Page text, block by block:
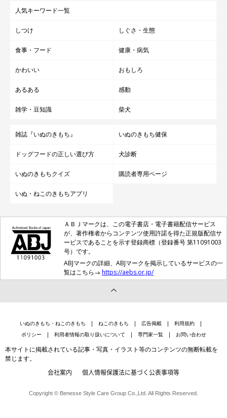
人気キーワード一覧
しつけ しぐさ・生態
食事・フード 健康・病気
かわいい おもしろ
あるある 感動
雑学・豆知識 柴犬
雑誌『いぬのきもち』 いぬのきもち健保
ドッグフードの正しい選び方 犬診断
いぬのきもちクイズ 購読者専用ページ
いぬ・ねこのきもちアプリ
ＡＢＪマークは、この電子書店・電子書籍配信サービス
が、著作権者からコンテンツ使用許諾を得た正規版配信サ
ービスであることを示す登録商標（登録番号 第11091003
号）です。
ABJマークの詳細、ABJマークを掲示しているサービスの一
覧はこちら→ https://aebs.or.jp/
いぬのきもち・ねこのきもち ねこのきもち 広告掲載
利用規約
ポリシー
利用者情報の取り扱いについて 専門家一覧 お問い合わせ
本サイトに掲載されている記事・写真・イラスト等のコンテンツの無断転載を
禁じます。
会社案内 個人情報保護法に基づく公表事項等
Copyright © Benesse Style Care Group Co.,Ltd. All Rights Reserved.